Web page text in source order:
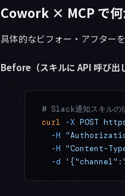
Cowork × MCP で何
具体的なビフォー・アフター
Before（スキルに API 呼び出
# Slack通知スキルの
curl -X POST
  -H
  -H
"Content-
  -d